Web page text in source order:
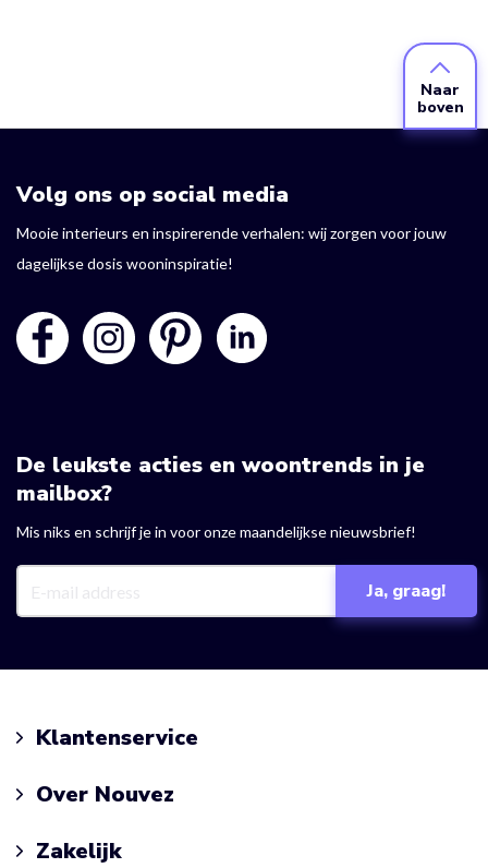
Naar
boven
Volg ons op social media
Mooie interieurs en inspirerende verhalen: wij zorgen voor jouw
dagelijkse dosis wooninspiratie!
De leukste acties en woontrends in je
mailbox?
Mis niks en schrijf je in voor onze maandelijkse nieuwsbrief!
Klantenservice
Over Nouvez
Zakelijk